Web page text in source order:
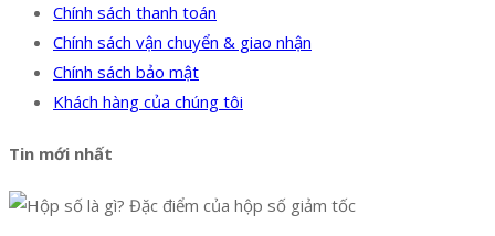
Chính sách thanh toán
Chính sách vận chuyển & giao nhận
Chính sách bảo mật
Khách hàng của chúng tôi
Tin mới nhất